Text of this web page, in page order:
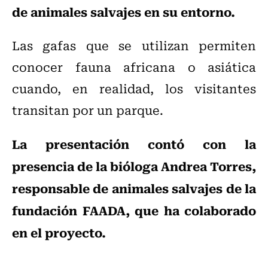
de animales salvajes en su entorno.
Las gafas que se utilizan permiten
conocer fauna africana o asiática
cuando, en realidad, los visitantes
transitan por un parque.
La presentación contó con la
presencia de la bióloga Andrea Torres,
responsable de animales salvajes de la
fundación FAADA, que ha colaborado
en el proyecto.